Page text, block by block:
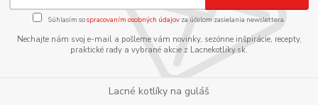
Súhlasím sospracovaním osobných údajov za účelom zasielania newslettera.
Nechajte nám svoj e-mail a pošleme vám novinky, sezónne inšpirácie, recepty,
praktické rady a vybrané akcie z Lacnekotliky.sk.
Lacné kotlíky na guláš